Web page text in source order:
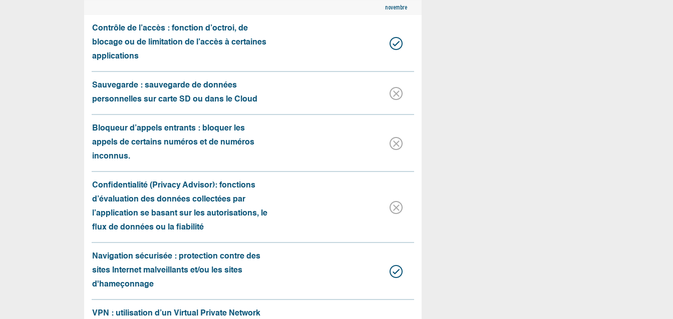
novembre
Contrôle de l’accès : fonction d’octroi, de
blocage ou de limitation de l’accès à certaines
applications
Sauvegarde : sauvegarde de données
personnelles sur carte SD ou dans le Cloud
Bloqueur d’appels entrants : bloquer les
appels de certains numéros et de numéros
inconnus.
Confidentialité (Privacy Advisor): fonctions
d’évaluation des données collectées par
l’application se basant sur les autorisations, le
flux de données ou la fiabilité
Navigation sécurisée : protection contre des
sites Internet malveillants et/ou les sites
d'hameçonnage
VPN : utilisation d’un Virtual Private Network